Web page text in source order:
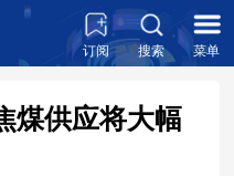
订阅 搜索 菜单
煤供应将大幅